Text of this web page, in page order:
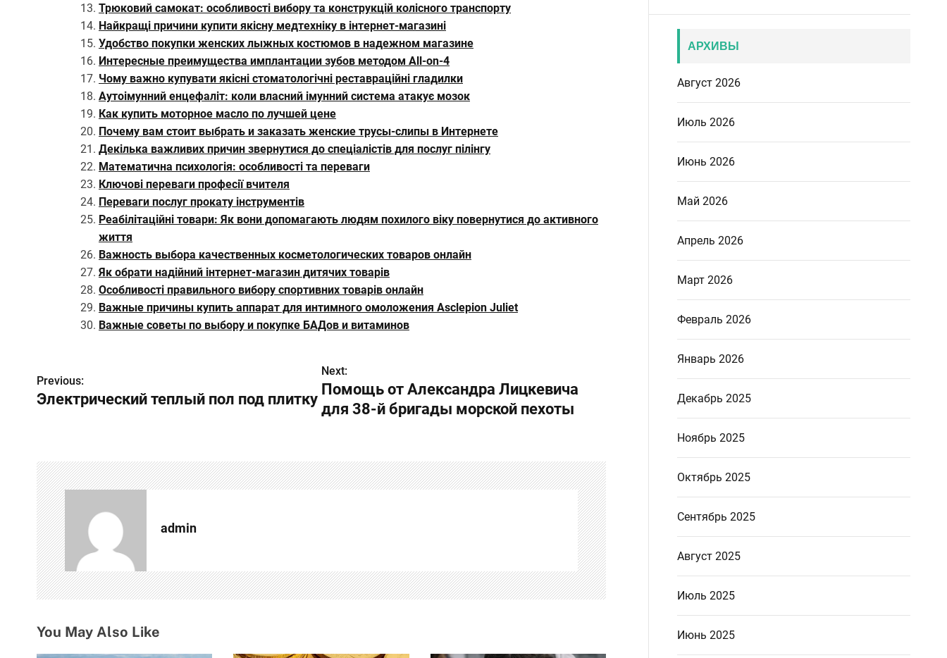
Трюковий самокат: особливості вибору та конструкцій колісного транспорту
Найкращі причини купити якісну медтехніку в інтернет-магазині
Удобство покупки женских лыжных костюмов в надежном магазине
Интересные преимущества имплантации зубов методом All-on-4
Чому важно купувати якісні стоматологічні реставраційні гладилки
Аутоімунний енцефаліт: коли власний імунний система атакує мозок
Как купить моторное масло по лучшей цене
Почему вам стоит выбрать и заказать женские трусы-слипы в Интернете
Декілька важливих причин звернутися до спеціалістів для послуг пілінгу
Математична психологія: особливості та переваги
Ключові переваги професії вчителя
Переваги послуг прокату інструментів
Реабілітаційні товари: Як вони допомагають людям похилого віку повернутися до активного
життя
Важность выбора качественных косметологических товаров онлайн
Як обрати надійний інтернет-магазин дитячих товарів
Особливості правильного вибору спортивних товарів онлайн
Важные причины купить аппарат для интимного омоложения Asclepion Juliet
Важные советы по выбору и покупке БАДов и витаминов
Н
а
г
а
ц
и
я
о
Previous:
Электрический теплый пол под плитку
Next:
Помощь от Александра Лицкевича
для 38-й бригады морской пехоты
admin
You May Also Like
АРХИВЫ
Август 2026
Июль 2026
Июнь 2026
Май 2026
Апрель 2026
Март 2026
Февраль 2026
Январь 2026
Декабрь 2025
Ноябрь 2025
Октябрь 2025
Сентябрь 2025
Август 2025
Июль 2025
Июнь 2025